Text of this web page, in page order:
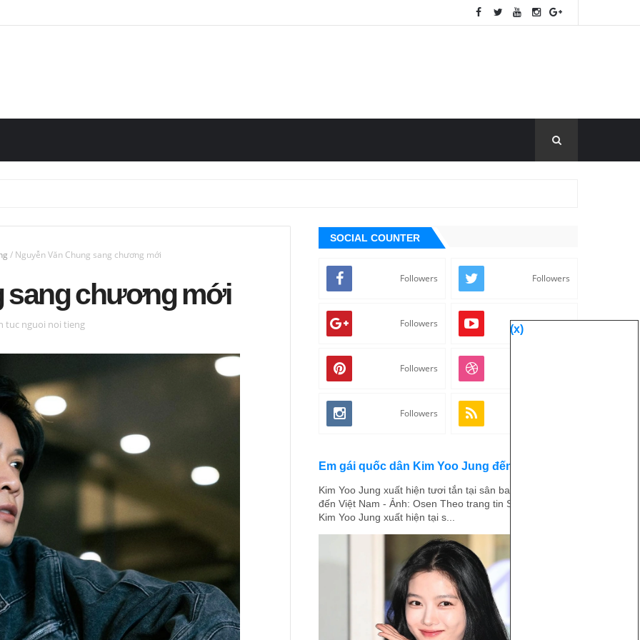
/ Nguyễn Văn Chung sang chương mới
sang chương mới
tuc nguoi noi tieng
SOCIAL COUNTER
Followers Followers
Followers Followers
Followers
Followers
Em gái quốc dân Kim Yoo Jung đến Việt Nam
Kim Yoo Jung xuất hiện tươi tắn tại sân bay, chuẩn bị
đến Việt Nam - Ảnh: Osen Theo trang tin Star News ,
Kim Yoo Jung xuất hiện tại s...
(x)